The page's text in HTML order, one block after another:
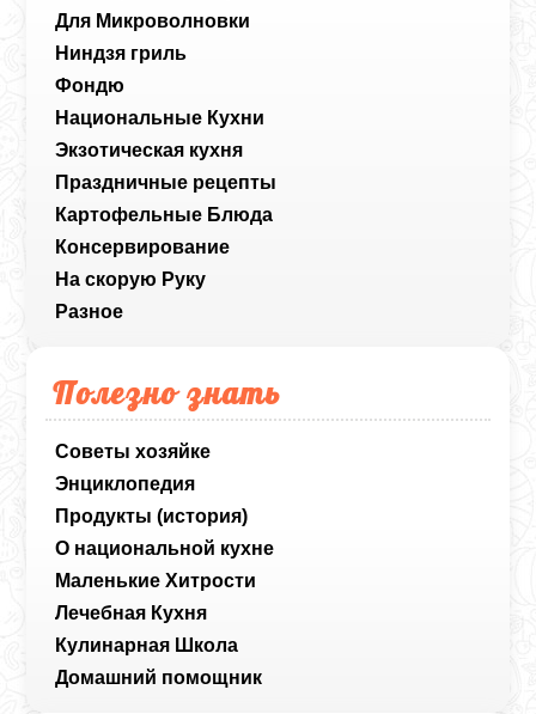
Для Микроволновки
Ниндзя гриль
Фондю
Национальные Кухни
Экзотическая кухня
Праздничные рецепты
Картофельные Блюда
Консервирование
На скорую Руку
Разное
Полезно знать
Советы хозяйке
Энциклопедия
Продукты (история)
О национальной кухне
Маленькие Хитрости
Лечебная Кухня
Кулинарная Школа
Домашний помощник